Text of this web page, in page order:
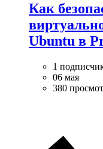
Как
Ubuntu в
1
06 мая
380